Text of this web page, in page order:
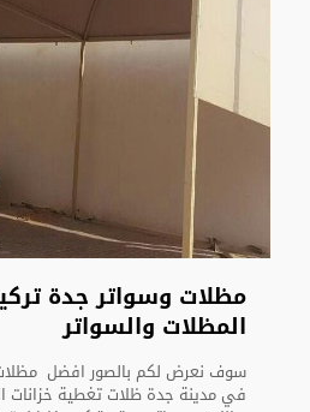
مظلات وسواتر جدة
المظلات والسواتر
سوف نعرض لكم بالصور افضل مظلات
في مدينة جدة ظلات تغطية خزانات